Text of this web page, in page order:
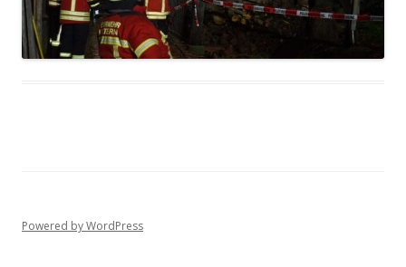
Powered by WordPress